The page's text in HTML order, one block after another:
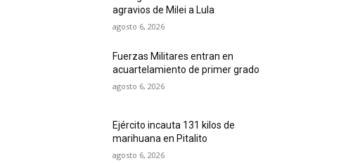
agravios de Milei a Lula
agosto 6, 2026
Fuerzas Militares entran en
acuartelamiento de primer grado
agosto 6, 2026
Ejército incauta 131 kilos de
marihuana en Pitalito
agosto 6, 2026